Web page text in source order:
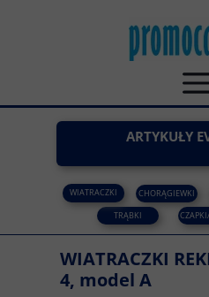
ARTYKUŁY
WIATRACZKI
TRĄBKI
CHORĄGIEWKI
WIATRACZKI
4, model A